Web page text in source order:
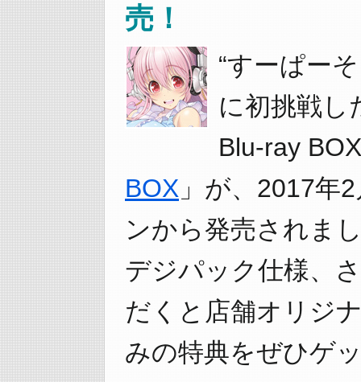
売！
“すーぱー
に初挑戦し
Blu-ray
BOX 」が、2017年
ンから発売されま
デジパック仕様、
だくと店舗オリジ
みの特典をぜひゲ